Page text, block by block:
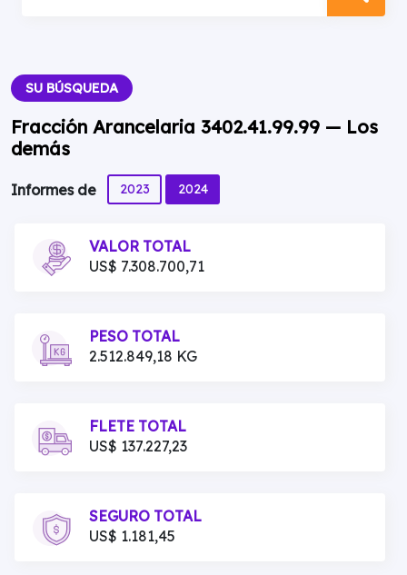
SU BÚSQUEDA
Fracción Arancelaria 3402.41.99.99 — Los
demás
Informes de 2023 2024
VALOR TOTAL
US$ 7.308.700,71
PESO TOTAL
2.512.849,18 KG
FLETE TOTAL
US$ 137.227,23
SEGURO TOTAL
US$ 1.181,45